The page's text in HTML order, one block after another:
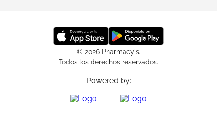
© 2026 Pharmacy's.
Todos los derechos reservados.
Powered by: